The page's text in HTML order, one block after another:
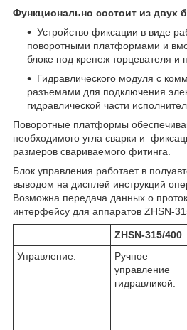
Функционально состоит из двух
Устройство фиксации в виде
поворотными платформами и
блоке под крепеж торцевателя и
Гидравлического модуля с
разъемами для подключения
гидравлической части
Поворотные платформы
необходимого угла сварки и
размеров свариваемого фитинга.
Блок управления работает в
выводом на дисплей инструкций
Возможна передача данных о
интерфейсу для аппаратов ZHSN-
ZHSN-315/400
Управление:
Ручное
управление
гидравликой.